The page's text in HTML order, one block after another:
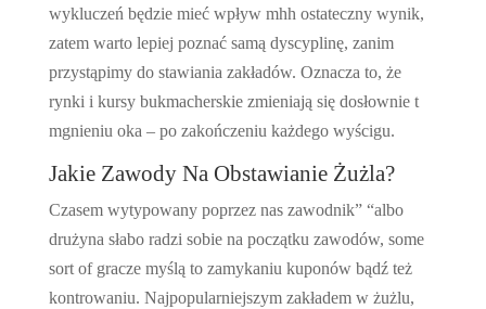
wykluczeń będzie mieć wpływ mhh ostateczny wynik,
zatem warto lepiej poznać samą dyscyplinę, zanim
przystąpimy do stawiania zakładów. Oznacza to, że
rynki i kursy bukmacherskie zmieniają się dosłownie t
mgnieniu oka – po zakończeniu każdego wyścigu.
Jakie Zawody Na Obstawianie Żużla?
Czasem wytypowany poprzez nas zawodnik” “albo
drużyna słabo radzi sobie na początku zawodów, some
sort of gracze myślą to zamykaniu kuponów bądź też
kontrowaniu. Najpopularniejszym zakładem w żużlu,